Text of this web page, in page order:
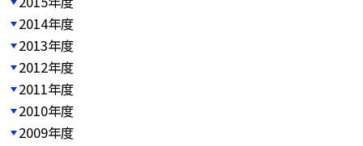
2014年度
2013年度
2012年度
2011年度
2010年度
2009年度